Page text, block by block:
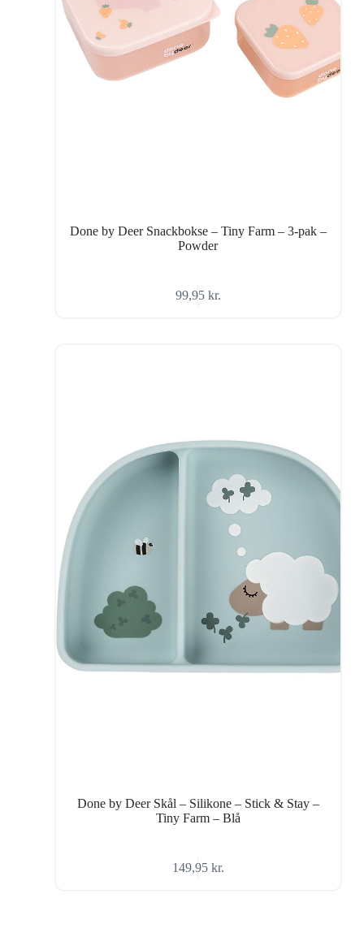
Done by Deer Snackbokse – Tiny Farm – 3-pak –
Powder
99,95 kr.
Done by Deer Skål – Silikone – Stick & Stay –
Tiny Farm – Blå
149,95 kr.